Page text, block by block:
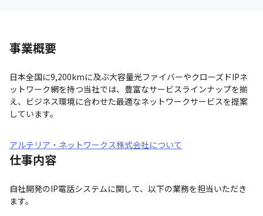
事業概要
日本全国に9,200kmに及ぶ大容量光ファイバーやクローズドIPネ
ットワーク網を持つ当社では、豊富なサービスラインナップを揃
え、ビジネス環境に合わせた最適なネットワークサービスを提案
しています。
アルテリア・ネットワークス株式会社について
仕事内容
自社開発のIP電話システムに関して、以下の業務を担当いただき
ます。